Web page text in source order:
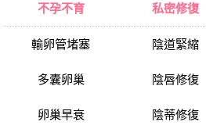
不孕不育
輸卵管堵塞
多囊卵巢
卵巢早衰
私密修復
陰道緊縮
陰唇修復
陰蒂修復